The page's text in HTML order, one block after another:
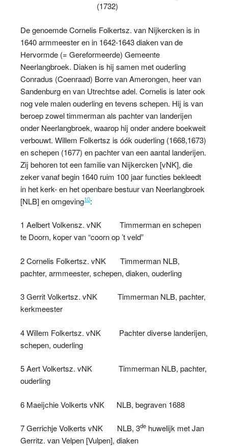
(1732)
De genoemde Cornelis Folkertsz. van Nijkercken is in
1640 armmeester en in 1642-1643 diaken van de
Hervormde (= Gereformeerde) Gemeente
Neerlangbroek. Diaken is hij samen met ouderling
Conradus (Coenraad) Borre van Amerongen, heer van
Sandenburg en van Utrechtse adel. Cornelis is later ook
nog vele malen ouderling en tevens schepen. Hij is van
beroep zowel timmerman als pachter van landerijen
onder Neerlangbroek, waarop hij onder andere boekweit
verbouwt. Willem Folkertsz is óók ouderling (1668,1673)
en schepen (1677) en pachter van een aantal landerijen.
Zij behoren tot een familie van Nijkercken [vNK], die
zeker vanaf begin 1640 ruim 100 jaar functies bekleedt
in het kerk- en het openbare bestuur van Neerlangbroek
[NLB] en omgeving10:
1 Aelbert Volkensz. vNK Timmerman en schepen
te Doorn, koper van “coorn op ’t veld”
2 Cornelis Folkertsz. vNK Timmerman NLB,
pachter, armmeester, schepen, diaken, ouderling
3 Gerrit Volkertsz. vNK Timmerman NLB, pachter,
kerkmeester
4 Willem Folkertsz. vNK Pachter diverse landerijen,
schepen, ouderling
5 Aert Volkertsz. vNK Timmerman NLB, pachter,
ouderling
6 Maeijchie Volkerts vNK NLB, begraven 1688
7 Gerrichje Volkerts vNK NLB, 3de huwelijk met Jan
Gerritz. van Velpen [Vulpen], diaken